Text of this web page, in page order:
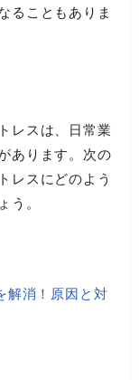
ることもありま
レスは、日常業
あります。次の
レスにどのよう
う。
解消！原因と対